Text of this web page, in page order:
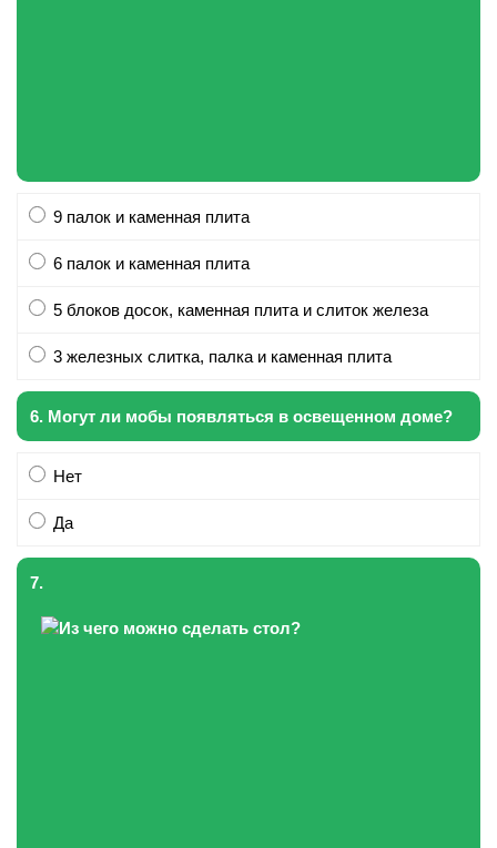
9 палок и каменная плита
6 палок и каменная плита
5 блоков досок, каменная плита и слиток железа
3 железных слитка, палка и каменная плита
6. Могут ли мобы появляться в освещенном доме?
Нет
Да
7.